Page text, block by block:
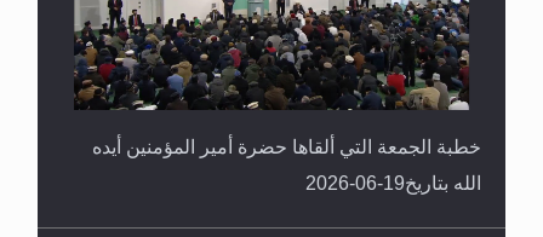
خطبة الجمعة التي ألقاها حضرة أمير المؤمنين أيده
الله بتاريخ19-06-2026